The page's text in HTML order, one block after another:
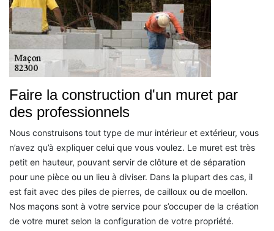
Faire la construction d'un muret par
des professionnels
Nous construisons tout type de mur intérieur et extérieur, vous
n’avez qu’à expliquer celui que vous voulez. Le muret est très
petit en hauteur, pouvant servir de clôture et de séparation
pour une pièce ou un lieu à diviser. Dans la plupart des cas, il
est fait avec des piles de pierres, de cailloux ou de moellon.
Nos maçons sont à votre service pour s’occuper de la création
de votre muret selon la configuration de votre propriété.